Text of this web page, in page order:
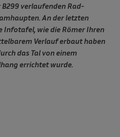
verlaufenden Rad-
An der letzten
Infotafel, wie die Römer Ihren
Verlauf erbaut haben
das Tal von einem
errichtet wurde.